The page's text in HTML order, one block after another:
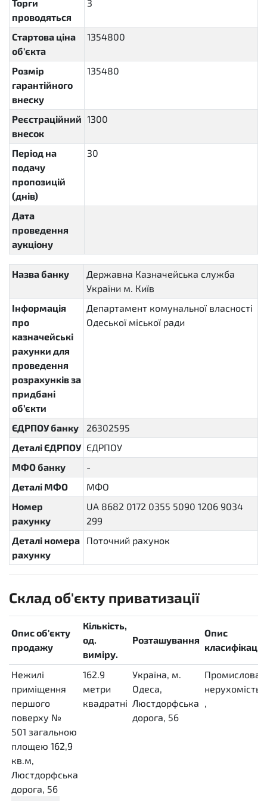
Торги
проводяться
3
Стартова ціна
об'єкта
1354800
Розмір
гарантійного
внеску
135480
Реєстраційний
внесок
1300
Період на
подачу
пропозицій
(днів)
30
Дата
проведення
аукціону
Назва банку
Державна Казначейська служба
України м. Київ
Інформація
про
казначейські
рахунки для
проведення
розрахунків за
придбані
об’єкти
Департамент комунальної власності
Одеської міської ради
ЄДРПОУ банку
26302595
Деталі ЄДРПОУ ЄДРПОУ
МФО банку
-
Деталі МФО
МФО
Номер
рахунку
UА 8682 0172 0355 5090 1206 9034
299
Деталі номера
рахунку
Поточний рахунок
Склад об'єкту приватизації
Опис об'єкту
продажу
Кількість,
од.
виміру.
Розташування
Опис
класифікації
Нежилі
приміщення
першого
поверху №
501 загальною
площею 162,9
кв.м,
Люстдорфська
дорога, 56
162.9
метри
квадратні
Україна, м.
Одеса,
Люстдорфська
дорога, 56
Промислова
нерухомість
,